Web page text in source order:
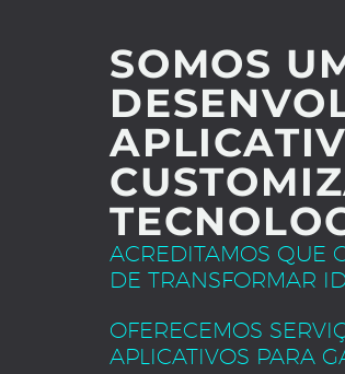
SOMOS
ACREDITAMOS QUE
DE TRANSFORMAR
OFERECEMOS
APLICATIVOS PARA